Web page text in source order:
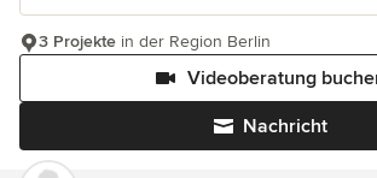
Nachricht
Videoberatung
3 Projekte in der Region Berlin